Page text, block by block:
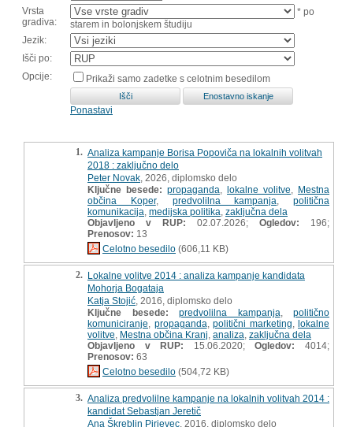
Vrsta
gradiva:
* po
starem in bolonjskem študiju
Jezik:
Išči po:
Opcije:
Prikaži samo zadetke s celotnim besedilom
Ponastavi
1. Analiza kampanje Borisa Popoviča na lokalnih volitvah
2018 : zaključno delo
Peter Novak , 2026, diplomsko delo
Ključne besede: propaganda lokalne volitve
Mestna
občina Koper, predvolilna kampanja
politična
komunikacija medijska politika zaključna dela
Objavljeno v RUP: 02.07.2026; Ogledov: 196;
Prenosov: 13
Celotno besedilo (606,11 KB)
2. Lokalne volitve 2014 : analiza kampanje kandidata
Mohorja Bogataja
Katja Stojić , 2016, diplomsko delo
Ključne besede:
predvolilna kampanja
politično
komuniciranje
propaganda politični marketing lokalne
volitve Mestna občina Kranj analiza zaključna dela
Objavljeno v RUP: 15.06.2020;Ogledov:
4014;
Prenosov: 63
Celotno besedilo (504,72 KB)
3. Analiza predvolilne kampanje na lokalnih volitvah 2014 :
kandidat Sebastjan Jeretič
Ana Škreblin Pirjevec , 2016, diplomsko delo